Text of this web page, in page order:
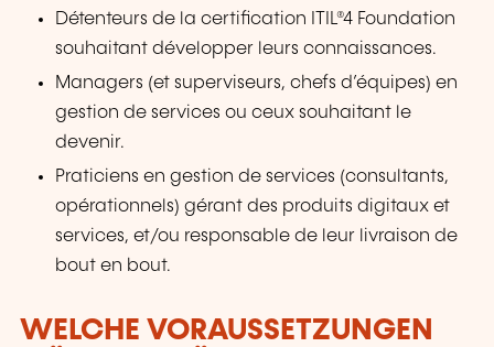
Détenteurs de la certification ITIL®4 Foundation
souhaitant développer leurs connaissances.
Managers (et superviseurs, chefs d’équipes) en
gestion de services ou ceux souhaitant le
devenir.
Praticiens en gestion de services (consultants,
opérationnels) gérant des produits digitaux et
services, et/ou responsable de leur livraison de
bout en bout.
WELCHE VORAUSSETZUNGEN